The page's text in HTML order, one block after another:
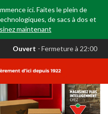
ici. Faites le plein de
de sacs à dos et
maintenant
votre
est
AB,
Ouvert,
Fermeture
Ouvert ⋅ Fermeture à 22:00